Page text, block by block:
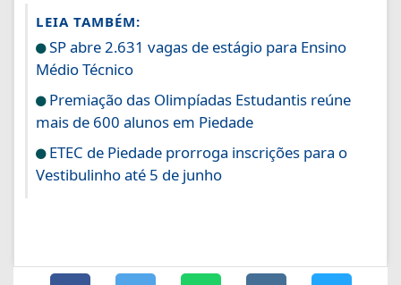
LEIA TAMBÉM:
SP abre 2.631 vagas de estágio para Ensino
Médio Técnico
Premiação das Olimpíadas Estudantis reúne
mais de 600 alunos em Piedade
ETEC de Piedade prorroga inscrições para o
Vestibulinho até 5 de junho